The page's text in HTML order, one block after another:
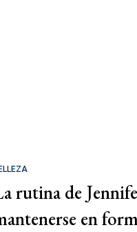
rutina de
en